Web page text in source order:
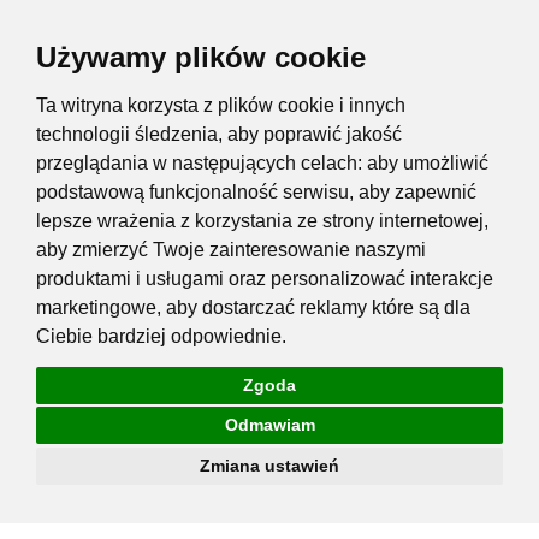
Używamy plików cookie
Ta witryna korzysta z plików cookie i innych
technologii śledzenia, aby poprawić jakość
przeglądania w następujących celach: aby umożliwić
podstawową funkcjonalność serwisu, aby zapewnić
lepsze wrażenia z korzystania ze strony internetowej,
aby zmierzyć Twoje zainteresowanie naszymi
produktami i usługami oraz personalizować interakcje
marketingowe, aby dostarczać reklamy które są dla
Ciebie bardziej odpowiednie.
Zgoda
Odmawiam
Zmiana ustawień